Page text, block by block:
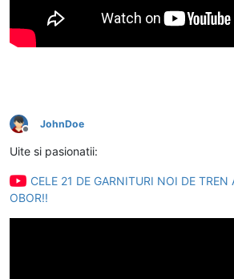
Deconectat
JohnDoe
Uite si pasionatii:
CELE 21 DE GARNITURI NOI DE TREN
OBOR!!